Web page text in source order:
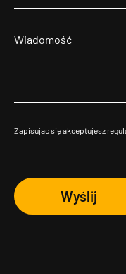
Zapisując się akceptujesz
Wyślij